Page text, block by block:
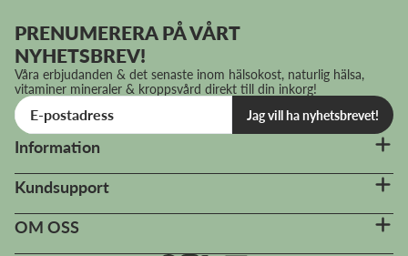
PRENUMERERA PÅ VÅRT
NYHETSBREV!
Våra erbjudanden & det senaste inom hälsokost, naturlig hälsa,
vitaminer mineraler & kroppsvård direkt till din inkorg!
Jag vill ha nyhetsbrevet!
Information
Kundsupport
OM OSS